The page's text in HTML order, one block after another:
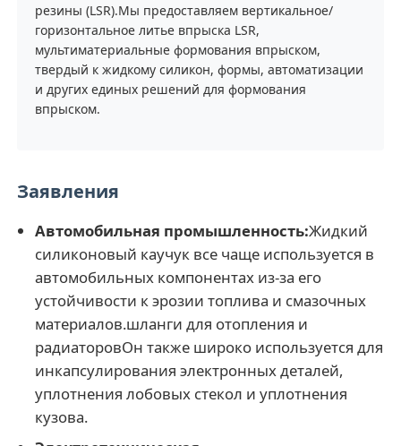
Машина для литья под давлением LSR
Силиконовая инжекционная формовая машина
Аксессуары для машины для формования
Впрыскание жидкой силиконовой резины
жидкостная прессформа силикона
резины (LSR).Мы предоставляем вертикальное/
горизонтальное литье впрыска LSR,
мультиматериальные формования впрыском,
твердый к жидкому силикон, формы, автоматизации
и других единых решений для формования
впрыском.
Заявления
Автомобильная промышленность:Жидкий
силиконовый каучук все чаще используется в
автомобильных компонентах из-за его
устойчивости к эрозии топлива и смазочных
материалов.шланги для отопления и
радиаторовОн также широко используется для
инкапсулирования электронных деталей,
уплотнения лобовых стекол и уплотнения
кузова.